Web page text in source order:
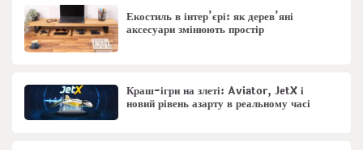
Екостиль в інтер’єрі: як дерев’яні
аксесуари змінюють простір
Краш-ігри на злеті: Aviator, JetX і
новий рівень азарту в реальному часі